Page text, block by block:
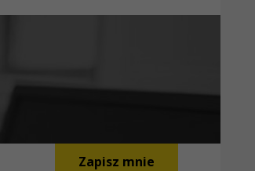
Zapisz mnie